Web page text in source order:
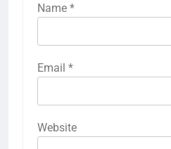
Name *
Email *
Website